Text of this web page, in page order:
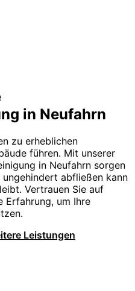
in Neufahrn
zu erheblichen
führen. Mit unserer
in Neufahrn sorgen
abfließen kann
Vertrauen Sie auf
Erfahrung, um Ihre
Leistungen